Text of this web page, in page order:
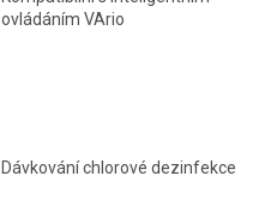
ovládáním VArio
Dávkování chlorové dezinfekce